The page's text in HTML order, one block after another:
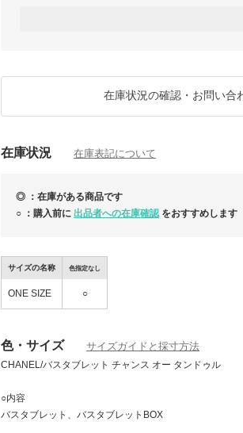
※在庫状況により発送地が異なりますので、正確な
https://www.buyma.com/item/94473601/
※BuymaHPに記載されている規約をご一読下さい。
来しました！
在庫状況の確認・お問い合
在庫状況 在庫表記について
◎ ：在庫がある商品です
○ ：購入前に 出品者への在庫確認 をおすすめします
サイズの名称 色指定なし
ONE SIZE ○
色・サイズ サイズガイドと採寸方法
CHANEL/バスタブレット チャンス オー タンドゥル
○内容
バスタブレット、バスタブレットBOX